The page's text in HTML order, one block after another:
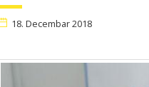
18. Decembar 2018